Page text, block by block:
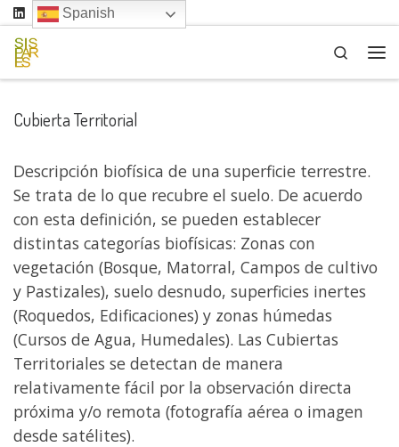
Saltar al contenido
Search
Cubierta Territorial
Descripción biofísica de una superficie terrestre.
Se trata de lo que recubre el suelo. De acuerdo
con esta definición, se pueden establecer
distintas categorías biofísicas: Zonas con
vegetación (Bosque, Matorral, Campos de cultivo
y Pastizales), suelo desnudo, superficies inertes
(Roquedos, Edificaciones) y zonas húmedas
(Cursos de Agua, Humedales). Las Cubiertas
Territoriales se detectan de manera
relativamente fácil por la observación directa
próxima y/o remota (fotografía aérea o imagen
desde satélites).
Spanish